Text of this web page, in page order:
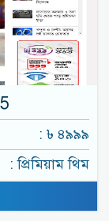
: ৳ ৪৯৯৯
: প্রিমিয়াম থিম